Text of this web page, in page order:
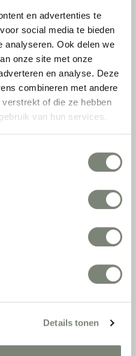
en advertenties te
social media te bieden
analyseren. Ook delen we
onze site met onze
en analyse. Deze
combineren met andere
of die ze hebben
van hun services.
Details tonen